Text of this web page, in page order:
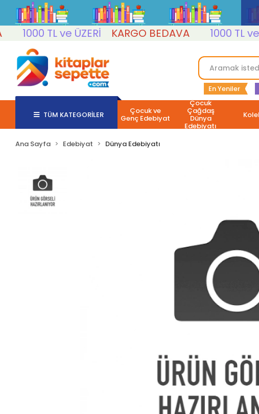
1000 TL ve ÜZERİ
KARGO BEDAVA 1000 TL ve
En Yeniler
TÜM KATEGORİLER Çocuk ve
Genç Edebiyat
Çocuk
Çağdaş
Dünya
Edebiyatı
Ana Sayfa Edebiyat Dünya Edebiyatı